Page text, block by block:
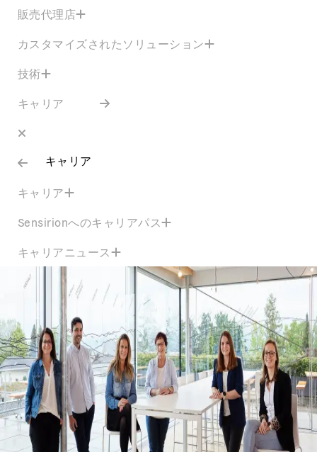
販売代理店
カスタマイズされたソリューション
技術
キャリア
キャリア
キャリア
Sensirionへのキャリアパス
キャリアニュース